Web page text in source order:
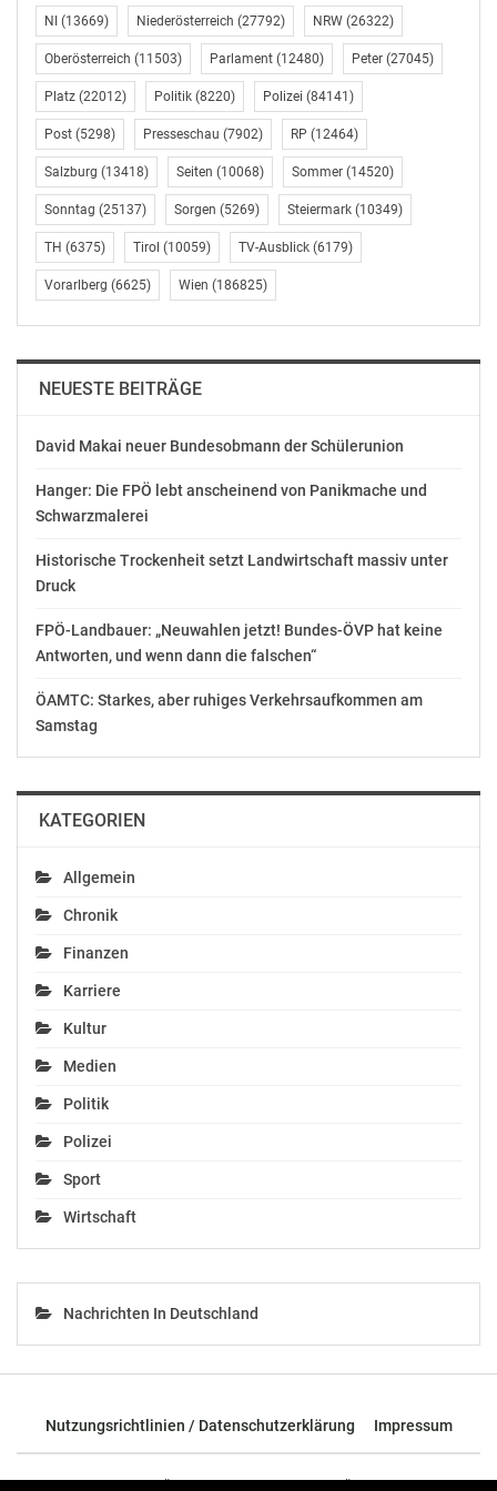
Nähere Informationen: Büro LR Teschl-Hofmeister,
Mag. (FH) Dieter Kraus, Telefon 02742/9005-12655, E-
Mail dieter.kraus@noel.gv.at.
Amt der Niederösterreichischen Landesregierung
Landesamtsdirektion – Pressedienst
Anita Elsler, BA
02742/9005-12163
presse@noel.gv.at
www.noe.gv.at/presse
OTS-ORIGINALTEXT PRESSEAUSSENDUNG UNTER
DES AUSSENDERS. www.ots.at
Gefällt mir:
Ähnliche Beiträge
Lipizzanergala am
Jubiläum
In "Kultur"
Zum 13. Mal:
Spatenstich für neue
Heulagerhalle
In "Wirtschaft"
NI (13669) Niederösterreich (27792) NRW (26322)
Oberösterreich (11503) Parlament (12480) Peter (27045)
Platz (22012) Politik (8220) Polizei (84141)
Post (5298) Presseschau (7902) RP (12464)
Salzburg (13418) Seiten (10068) Sommer (14520)
Sonntag (25137) Sorgen (5269) Steiermark (10349)
TH (6375) Tirol (10059) TV-Ausblick (6179)
Vorarlberg (6625) Wien (186825)
NEUESTE BEITRÄGE
David Makai neuer Bundesobmann der Schülerunion
Hanger: Die FPÖ lebt anscheinend von Panikmache und
Schwarzmalerei
Historische Trockenheit setzt Landwirtschaft massiv unter
Druck
FPÖ-Landbauer: „Neuwahlen jetzt! Bundes-ÖVP hat keine
Antworten, und wenn dann die falschen“
ÖAMTC: Starkes, aber ruhiges Verkehrsaufkommen am
Samstag
KATEGORIEN
Allgemein
Chronik
Finanzen
Karriere
Kultur
Medien
Politik
Polizei
Sport
Wirtschaft
Nachrichten In Deutschland
Nutzungsrichtlinien / Datenschutzerklärung Impressum
© 2026 - TOP News Österreich - Nachrichten aus Österreich und der